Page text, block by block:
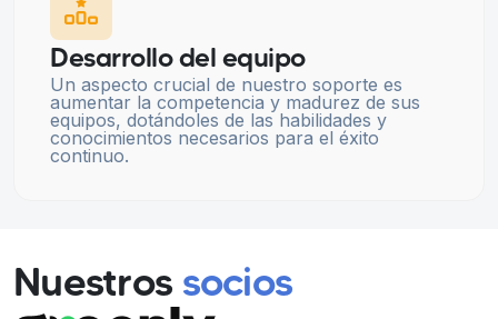
Desarrollo del equipo
Un aspecto crucial de nuestro soporte es
aumentar la competencia y madurez de sus
equipos, dotándoles de las habilidades y
conocimientos necesarios para el éxito
continuo.
Nuestros socios